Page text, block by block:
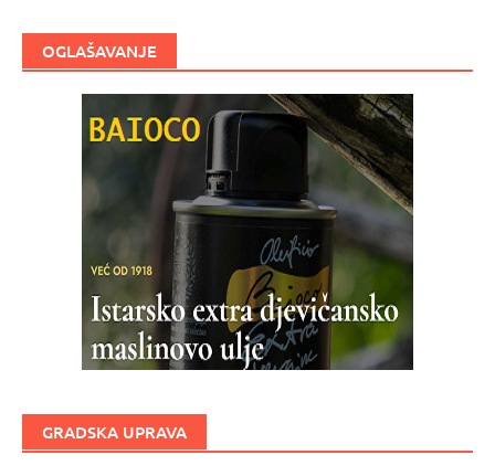
OGLAŠAVANJE
GRADSKA UPRAVA